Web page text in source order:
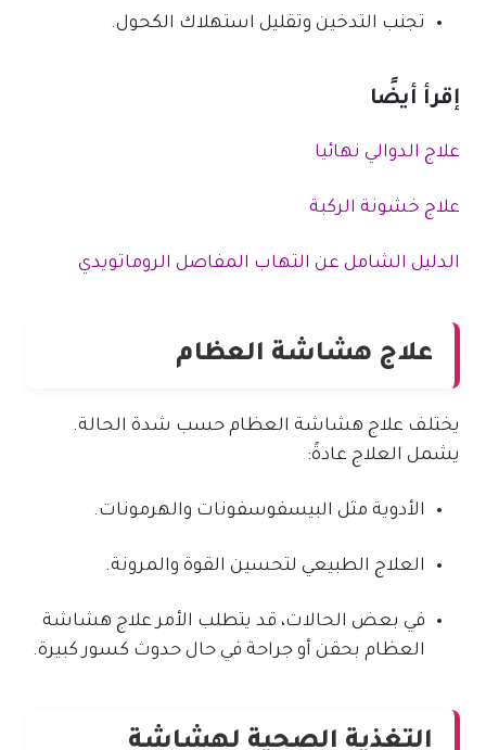
تجنب التدخين وتقليل استهلاك الكحول.
إقرأ أيضًا
علاج الدوالي نهائيا
علاج خشونة الركبة
الدليل الشامل عن التهاب المفاصل الروماتويدي
علاج هشاشة العظام
يختلف علاج هشاشة العظام حسب شدة الحالة.
يشمل العلاج عادةً:
الأدوية مثل البيسفوسفونات والهرمونات.
العلاج الطبيعي لتحسين القوة والمرونة.
في بعض الحالات، قد يتطلب الأمر علاج هشاشة
العظام بحقن أو جراحة في حال حدوث كسور كبيرة.
التغذية الصحية لهشاشة